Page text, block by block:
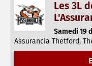
Les 3L
Samedi 19
Assurancia Thetford,